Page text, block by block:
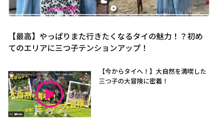
【最高】やっぱりまた行きたくなるタイの魅力！？初め
てのエリアに三つ子テンションアップ！
【今からタイへ！】大自然を満喫した
三つ子の大冒険に密着！